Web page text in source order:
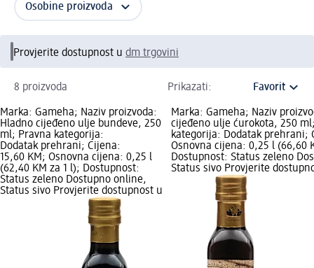
Osobine proizvoda
Provjerite dostupnost u dm trgovini
8 proizvoda Prikazati:
Marka: Gameha; Naziv proizvoda:
Hladno cijeđeno ulje bundeve, 250
ml; Pravna kategorija:
Dodatak prehrani; Cijena:
15,60 KM; Osnovna cijena: 0,25 l
(62,40 KM za 1 l); Dostupnost:
Status zeleno Dostupno online,
Status sivo Provjerite dostupnost u
Marka: Gameha; Naziv
cijeđeno ulje ćurokota, 250
kategorija: Dodatak prehrani;
Osnovna cijena: 0,25 l (66,60
Dostupnost: Status zeleno
Status sivo Provjerite